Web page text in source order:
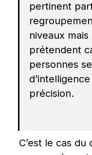
pertinent
niveaux
prétendent
personnes
précision.
C’est le cas